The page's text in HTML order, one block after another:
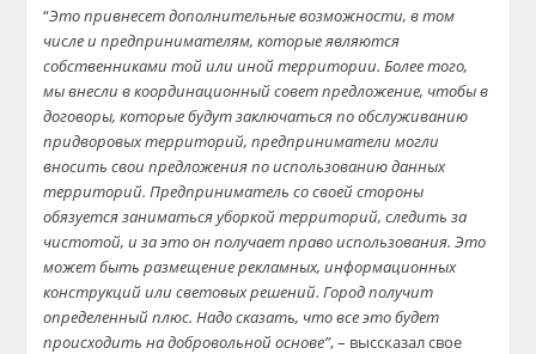
“Это привнесет дополнительные возможности, в том
числе и предпринимателям, которые являются
собственниками той или иной территории.Более того,
мы внесли в координационный совет предложение, чтобы в
договоры, которые будут заключаться по обслуживанию
придворовых территорий, предприниматели могли
вносить свои предложения по использованию данных
территорий.Предприниматель со своей стороны
обязуется заниматься уборкой территорий, следить за
чистотой, и за это он получает право использования. Это
может быть размещение рекламных, информационных
конструкций или световых решений. Город получит
определенный плюс. Надо сказать, что все это будет
происходить на добровольной основе”, – выссказал свое